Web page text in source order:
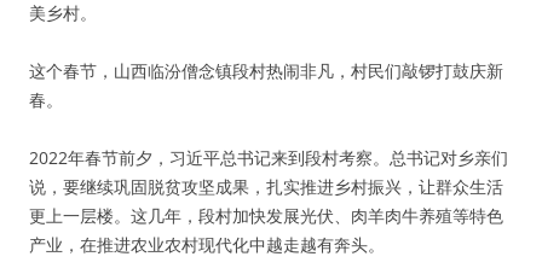
美乡村。
这个春节，山西临汾僧念镇段村热闹非凡，村民们敲锣打鼓庆新
春。
2022年春节前夕，习近平总书记来到段村考察。总书记对乡亲们
说，要继续巩固脱贫攻坚成果，扎实推进乡村振兴，让群众生活
更上一层楼。这几年，段村加快发展光伏、肉羊肉牛养殖等特色
产业，在推进农业农村现代化中越走越有奔头。